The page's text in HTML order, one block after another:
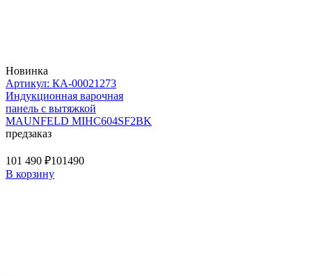
Новинка
Артикул: КА-00021273
Индукционная варочная
панель с вытяжкой
MAUNFELD MIHC604SF2BK
предзаказ
101 490 ₽101490
В корзину